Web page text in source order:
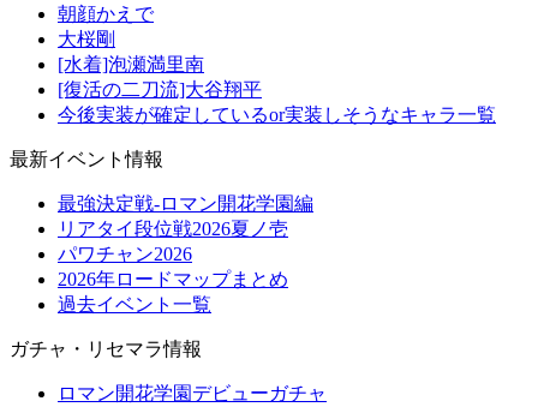
朝顔かえで
大桜剛
[水着]泡瀬満里南
[復活の二刀流]大谷翔平
今後実装が確定しているor実装しそうなキャラ一覧
最新イベント情報
最強決定戦-ロマン開花学園編
リアタイ段位戦2026夏ノ壱
パワチャン2026
2026年ロードマップまとめ
過去イベント一覧
ガチャ・リセマラ情報
ロマン開花学園デビューガチャ